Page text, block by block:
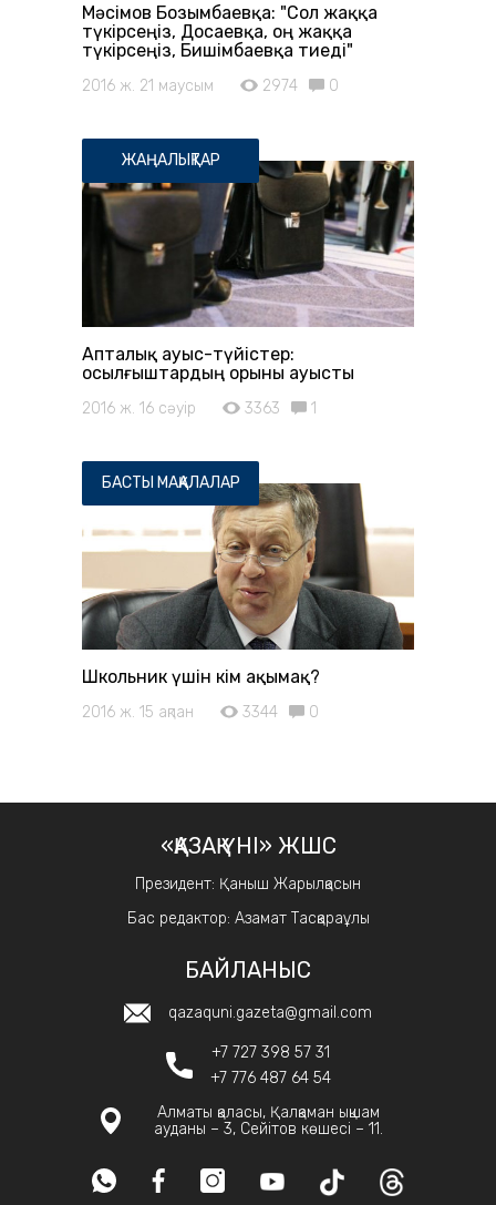
Мәсімов Бозымбаевқа: "Сол жаққа
түкірсеңіз, Досаевқа, оң жаққа
түкірсеңіз, Бишімбаевқа тиеді"
2016 ж. 21 маусым 2974 0
ЖАҢАЛЫҚТАР
Апталық ауыс-түйістер:
Қосылғыштардың орыны ауысты
2016 ж. 16 сәуір 3363 1
БАСТЫ МАҚАЛАЛАР
Школьник үшін кім ақымақ?
2016 ж. 15 ақпан 3344 0
«ҚАЗАҚ ҮНІ» ЖШС
Президент: Қаныш Жарылқасын
Бас редактор: Азамат Тасқараұлы
БАЙЛАНЫС
qazaquni.gazeta@gmail.com
+7 727 398 57 31
+7 776 487 64 54
Алматы қаласы, Қалқаман ықшам
ауданы – 3, Сейітов көшесі – 11.